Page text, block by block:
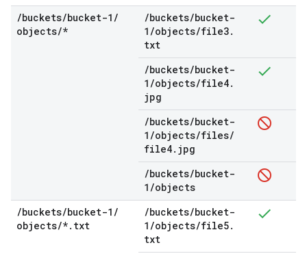
/buckets/bucket-1 /
objects/*
/buckets/bucket-
1 /objects/file3.
txt
/buckets/bucket-
1 /objects/file4.
jpg
/buckets/bucket-
1 /objects/files/
file4. jpg
/buckets/bucket-
1 /objects
/buckets/bucket-1 /
objects/*. txt
/buckets/bucket-
1 /objects/file5.
txt